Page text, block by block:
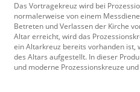
Das Vortragekreuz wird bei
normalerweise von einem
Betreten und Verlassen der Kirche
Altar erreicht, wird das
ein Altarkreuz bereits vorhanden ist,
des Altars aufgestellt. In dieser
und moderne Prozessionskreuze